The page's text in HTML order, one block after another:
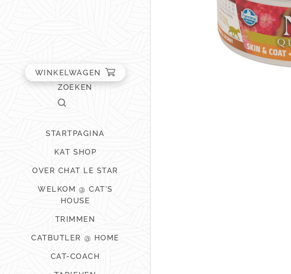
WINKELWAGEN
ZOEKEN
STARTPAGINA
KAT SHOP
OVER CHAT LE STAR
WELKOM @ CAT'S
HOUSE
TRIMMEN
CATBUTLER @ HOME
CAT-COACH